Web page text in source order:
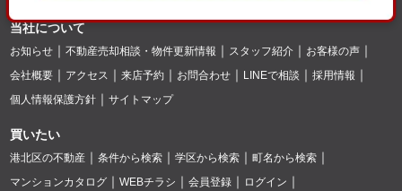
当社について
お知らせ 不動産売却相談・物件更新情報 スタッフ紹介
お客様の声
会社概要
アクセス 来店予約 お問合わせ LINEで相談
採用情報
個人情報保護方針
サイトマップ
買いたい
港北区の不動産 条件から検索 学区から検索
町名から検索
マンションカタログ
WEBチラシ 会員登録
ログイン